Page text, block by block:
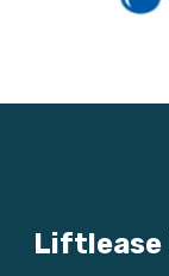
Liftlease